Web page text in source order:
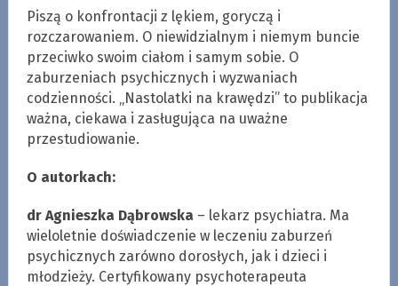
Piszą o konfrontacji z lękiem, goryczą i
rozczarowaniem. O niewidzialnym i niemym buncie
przeciwko swoim ciałom i samym sobie. O
zaburzeniach psychicznych i wyzwaniach
codzienności. „Nastolatki na krawędzi” to publikacja
ważna, ciekawa i zasługująca na uważne
przestudiowanie.
O autorkach:
dr Agnieszka Dąbrowska – lekarz psychiatra. Ma
wieloletnie doświadczenie w leczeniu zaburzeń
psychicznych zarówno dorosłych, jak i dzieci i
młodzieży. Certyfikowany psychoterapeuta